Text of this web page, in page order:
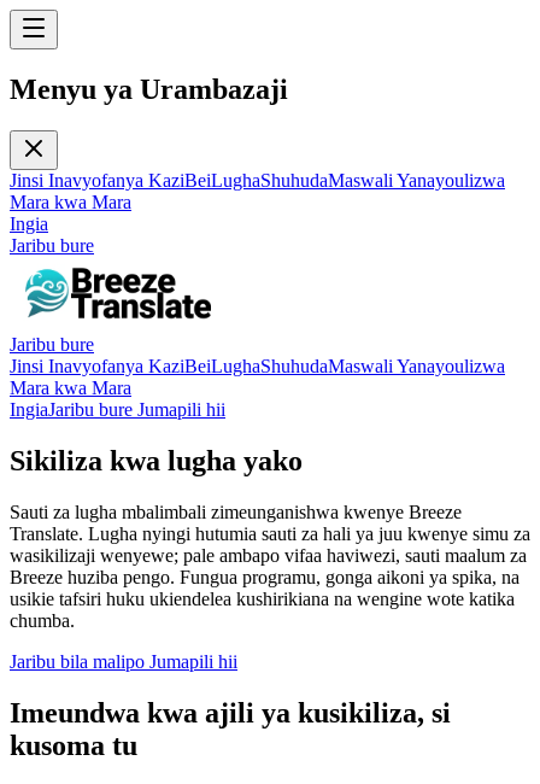
Menyu ya Urambazaji
Jinsi Inavyofanya KaziBeiLughaShuhudaMaswali Yanayoulizwa
Mara kwa Mara
Ingia
Jaribu bure
Jaribu bure
Jinsi Inavyofanya KaziBeiLughaShuhudaMaswali Yanayoulizwa
Mara kwa Mara
IngiaJaribu bure Jumapili hii
Sikiliza kwa lugha yako
Sauti za lugha mbalimbali zimeunganishwa kwenye Breeze
Translate. Lugha nyingi hutumia sauti za hali ya juu kwenye simu za
wasikilizaji wenyewe; pale ambapo vifaa haviwezi, sauti maalum za
Breeze huziba pengo. Fungua programu, gonga aikoni ya spika, na
usikie tafsiri huku ukiendelea kushirikiana na wengine wote katika
chumba.
Jaribu bila malipo Jumapili hii
Imeundwa kwa ajili ya kusikiliza, si
kusoma tu